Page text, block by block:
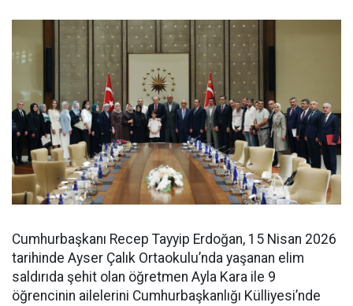
Cumhurbaşkanı Recep Tayyip Erdoğan, 15 Nisan 2026
tarihinde Ayser Çalık Ortaokulu’nda yaşanan elim
saldırıda şehit olan öğretmen Ayla Kara ile 9
öğrencinin ailelerini Cumhurbaşkanlığı Külliyesi’nde